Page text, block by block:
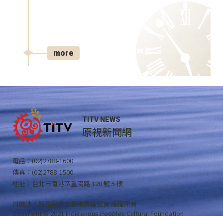
more
TITV NEWS
原視新聞網
電話：(02)2788-1600
傳真：(02)2788-1500
地址：台北市南港區重陽路 120 號 5 樓
財團法人原住民族文化事業基金會 版權所有
Copyright © 2021 Indigenous Peoples Cultural Foundation